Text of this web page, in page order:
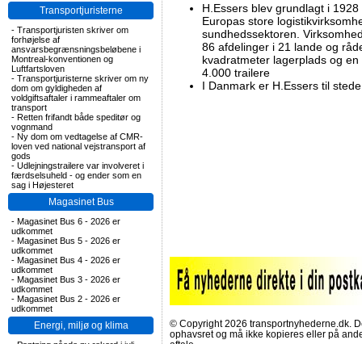
Transportjuristerne
- Transportjuristen skriver om
forhøjelse af
ansvarsbegrænsningsbeløbene i
Montreal-konventionen og
Luftfartsloven
- Transportjuristerne skriver om ny
dom om gyldigheden af
voldgiftsaftaler i rammeaftaler om
transport
- Retten frifandt både speditør og
vognmand
- Ny dom om vedtagelse af CMR-
loven ved national vejstransport af
gods
- Udlejningstrailere var involveret i
færdselsuheld - og ender som en
sag i Højesteret
Magasinet Bus
- Magasinet Bus 6 - 2026 er
udkommet
- Magasinet Bus 5 - 2026 er
udkommet
- Magasinet Bus 4 - 2026 er
udkommet
- Magasinet Bus 3 - 2026 er
udkommet
- Magasinet Bus 2 - 2026 er
udkommet
Energi, miljø og klima
H.Essers blev grundlagt i
Europas store
sundhedssektoren.
86 afdelinger i 21 lande og
kvadratmeter lagerplads og
4.000 trailere
I Danmark er H.Essers til
© Copyright 2026 transportnyhederne.dk.
ophavsret og må ikke kopieres eller på